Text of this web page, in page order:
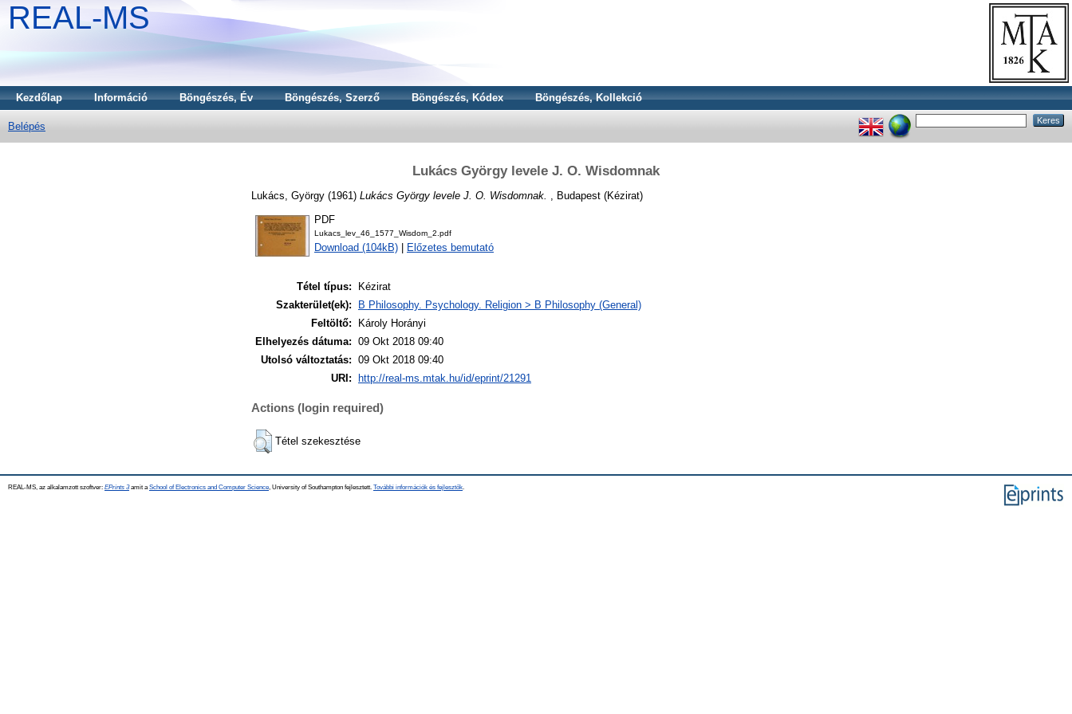
REAL-MS
Kezdőlap Információ Böngészés, Év Böngészés, Szerző Böngészés, Kódex Böngészés, Kollekció
Belépés
Lukács György levele J. O. Wisdomnak
Lukács, György (1961) Lukács György levele J. O. Wisdomnak. , Budapest (Kézirat)
PDF
Lukacs_lev_46_1577_Wisdom_2.pdf
Download (104kB) Előzetes bemutató
Tétel típus:
Kézirat
Szakterület(ek):
B Philosophy. Psychology. Religion > B Philosophy (General)
Feltöltő:
Károly Horányi
Elhelyezés dátuma: 09 Okt 2018 09:40
Utolsó változtatás: 09 Okt 2018 09:40
URI:
http://real-ms.mtak.hu/id/eprint/21291
Actions (login required)
Tétel szekesztése
REAL-MS, az alkalamzott szoftver: EPrints 3amit a School of Electronics and Computer Science , University of Southampton fejlesztett. További információk és fejlesztők